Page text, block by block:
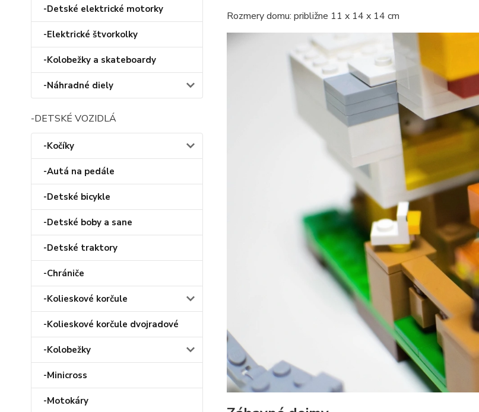
-Detské elektrické motorky
-Elektrické štvorkolky
-Kolobežky a skateboardy
-Náhradné diely
-DETSKÉ VOZIDLÁ
-Kočíky
-Autá na pedále
-Detské bicykle
-Detské boby a sane
-Detské traktory
-Chrániče
-Kolieskové korčule
-Kolieskové korčule dvojradové
-Kolobežky
-Minicross
-Motokáry
Rozmery domu: približne 11 x 14 x 14 cm